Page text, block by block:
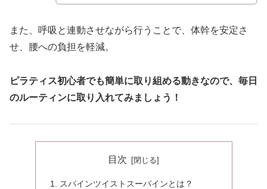
また、呼吸と連動させながら行うことで、体幹を安定さ
せ、腰への負担を軽減。
ピラティス初心者でも簡単に取り組める動きなので、毎日
のルーティンに取り入れてみましょう！
目次
スパインツイストスーパインとは？